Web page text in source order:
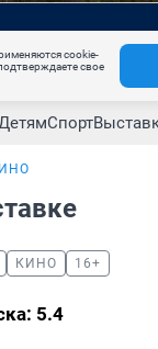
cookie-
свое
Спорт
КИНО 16+
5.4